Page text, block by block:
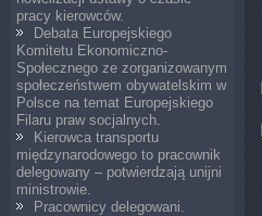
pracy kierowców.
Debata Europejskiego
Komitetu Ekonomiczno-
Społecznego ze zorganizowanym
społeczeństwem obywatelskim w
Polsce na temat Europejskiego
Filaru praw socjalnych.
Kierowca transportu
międzynarodowego to pracownik
delegowany – potwierdzają unijni
ministrowie.
Pracownicy delegowani.